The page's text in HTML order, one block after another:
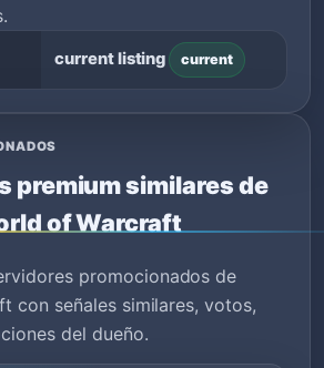
current listing current
premium similares de
of Warcraft
promocionados de
con señales similares, votos,
del dueño.